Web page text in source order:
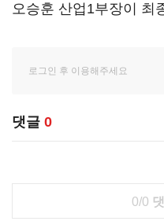
오승훈 산업1부장이 최
댓글 0
0/0